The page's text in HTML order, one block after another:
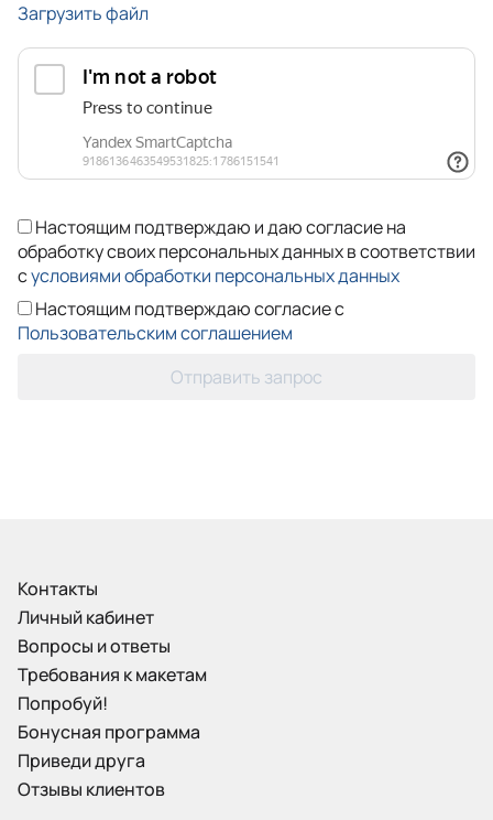
Загрузить файл
Настоящим подтверждаю и даю согласие на
обработку своих персональных данных в соответствии
сусловиями обработки персональных данных
Настоящим подтверждаю согласие с
Пользовательским соглашением
Отправить запрос
Контакты
Личный кабинет
Вопросы и ответы
Требования к макетам
Попробуй!
Бонусная программа
Приведи друга
Отзывы клиентов